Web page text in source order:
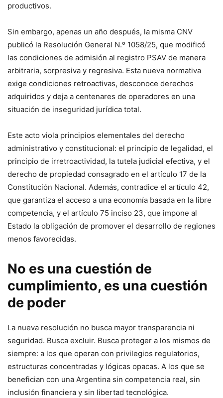
productivos.
Sin embargo, apenas un año después, la misma CNV
publicó la Resolución General N.º 1058/25, que modificó
las condiciones de admisión al registro PSAV de manera
arbitraria, sorpresiva y regresiva. Esta nueva normativa
exige condiciones retroactivas, desconoce derechos
adquiridos y deja a centenares de operadores en una
situación de inseguridad jurídica total.
Este acto viola principios elementales del derecho
administrativo y constitucional: el principio de legalidad, el
principio de irretroactividad, la tutela judicial efectiva, y el
derecho de propiedad consagrado en el artículo 17 de la
Constitución Nacional. Además, contradice el artículo 42,
que garantiza el acceso a una economía basada en la libre
competencia, y el artículo 75 inciso 23, que impone al
Estado la obligación de promover el desarrollo de regiones
menos favorecidas.
No es una cuestión de
cumplimiento, es una cuestión
de poder
La nueva resolución no busca mayor transparencia ni
seguridad. Busca excluir. Busca proteger a los mismos de
siempre: a los que operan con privilegios regulatorios,
estructuras concentradas y lógicas opacas. A los que se
benefician con una Argentina sin competencia real, sin
inclusión financiera y sin libertad tecnológica.